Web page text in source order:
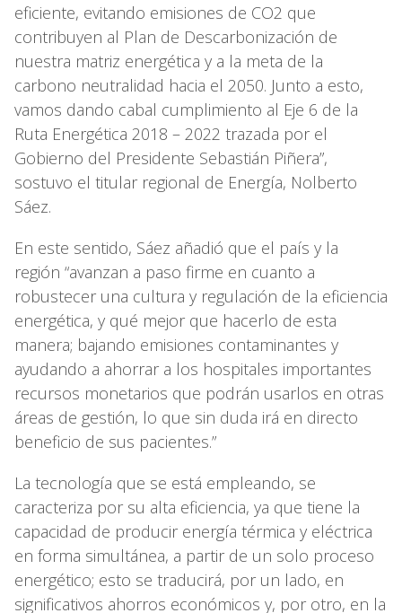
eficiente, evitando emisiones de CO2 que
contribuyen al Plan de Descarbonización de
nuestra matriz energética y a la meta de la
carbono neutralidad hacia el 2050. Junto a esto,
vamos dando cabal cumplimiento al Eje 6 de la
Ruta Energética 2018 – 2022 trazada por el
Gobierno del Presidente Sebastián Piñera”,
sostuvo el titular regional de Energía, Nolberto
Sáez.
En este sentido, Sáez añadió que el país y la
región “avanzan a paso firme en cuanto a
robustecer una cultura y regulación de la eficiencia
energética, y qué mejor que hacerlo de esta
manera; bajando emisiones contaminantes y
ayudando a ahorrar a los hospitales importantes
recursos monetarios que podrán usarlos en otras
áreas de gestión, lo que sin duda irá en directo
beneficio de sus pacientes.”
La tecnología que se está empleando, se
caracteriza por su alta eficiencia, ya que tiene la
capacidad de producir energía térmica y eléctrica
en forma simultánea, a partir de un solo proceso
energético; esto se traducirá, por un lado, en
significativos ahorros económicos y, por otro, en la